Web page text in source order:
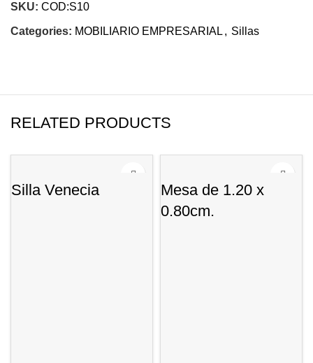
SKU: COD:S10
Categories: MOBILIARIO EMPRESARIAL , Sillas
RELATED PRODUCTS
Silla Venecia
Mesa de 1.20 x
0.80cm.